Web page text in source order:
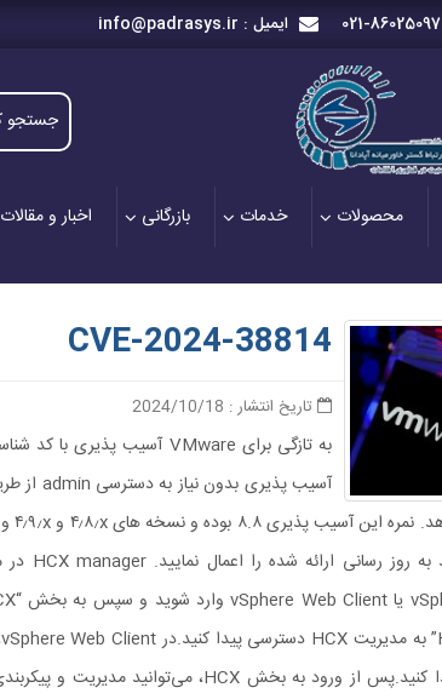
021-86025097 ایمیل : info@padrasys.ir
محصولات خدمات بازرگانی اخبار و مقالات
CVE-2024-38814
تاریخ انتشار : 2024/10/18